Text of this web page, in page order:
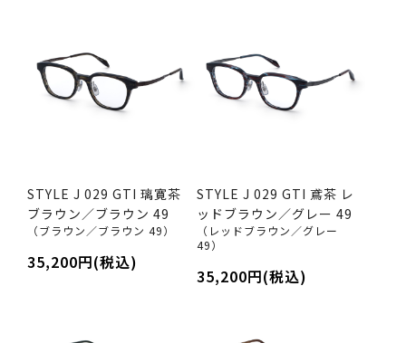
STYLE J 029 GTI 璃寛茶
ブラウン／ブラウン 49
（ブラウン／ブラウン 49）
35,200円(税込)
STYLE J 029 GTI 鳶茶 レ
ッドブラウン／グレー 49
（レッドブラウン／グレー
49）
35,200円(税込)